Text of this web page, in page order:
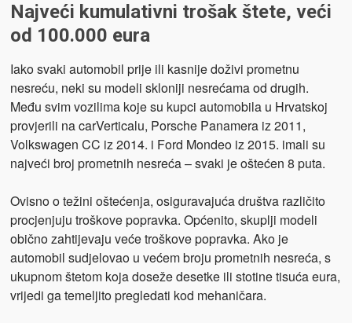
Najveći kumulativni trošak štete, veći
od 100.000 eura
Iako svaki automobil prije ili kasnije doživi prometnu
nesreću, neki su modeli skloniji nesrećama od drugih.
Među svim vozilima koje su kupci automobila u Hrvatskoj
provjerili na carVerticalu, Porsche Panamera iz 2011,
Volkswagen CC iz 2014. i Ford Mondeo iz 2015. imali su
najveći broj prometnih nesreća – svaki je oštećen 8 puta.
Ovisno o težini oštećenja, osiguravajuća društva različito
procjenjuju troškove popravka. Općenito, skuplji modeli
obično zahtijevaju veće troškove popravka. Ako je
automobil sudjelovao u većem broju prometnih nesreća, s
ukupnom štetom koja doseže desetke ili stotine tisuća eura,
vrijedi ga temeljito pregledati kod mehaničara.